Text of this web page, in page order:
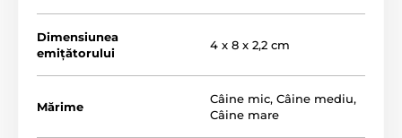
Raza de acțiune a zgărzii
Patpet 650 vă ajută să dresați câinele fără
Această zgardă este potrivită atât pentru
dresaj amator, cât și profesional.
Dimensiunea
emițătorului
4 x 8 x 2,2 cm
Mărime
Câine mic, Câine mediu,
Câine mare